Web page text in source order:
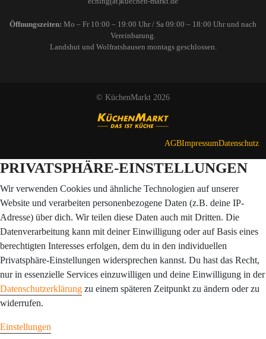
Öffnungszeiten: Mo – Fr 10:00 – 19:00 Uhr / Sa 09:00 – 18:00 Uhr und nach
Vereinbarung.
Landshut und Wolfratshausen montags geschlossen.
© KüchenMarkt 2026
AGBImpressumDatenschutz
PRIVATSPHÄRE-EINSTELLUNGEN
Wir verwenden Cookies und ähnliche Technologien auf unserer
Website und verarbeiten personenbezogene Daten (z.B. deine IP-
Adresse) über dich. Wir teilen diese Daten auch mit Dritten. Die
Datenverarbeitung kann mit deiner Einwilligung oder auf Basis eines
berechtigten Interesses erfolgen, dem du in den individuellen
Privatsphäre-Einstellungen widersprechen kannst. Du hast das Recht,
nur in essenzielle Services einzuwilligen und deine Einwilligung in der
Datenschutzerklärung zu einem späteren Zeitpunkt zu ändern oder zu
widerrufen.
Einstellungen